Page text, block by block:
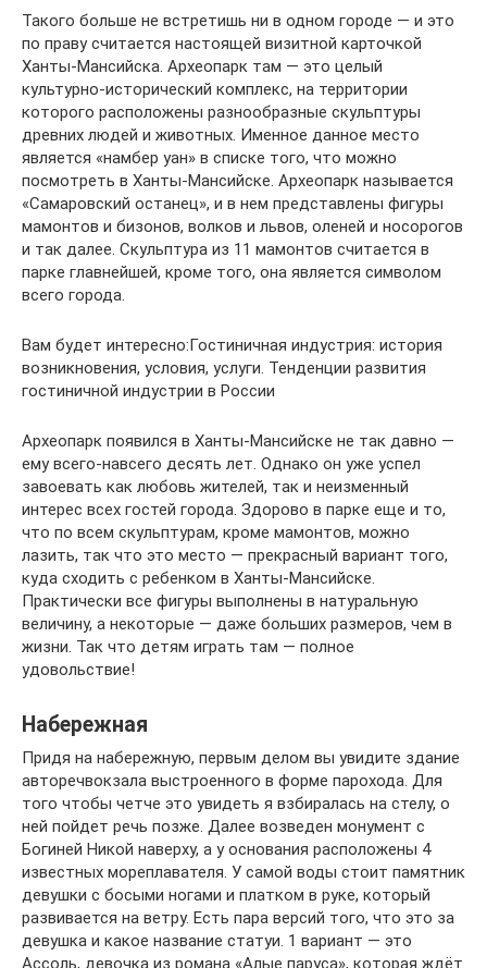
Такого больше не встретишь ни в одном городе — и это
по праву считается настоящей визитной карточкой
Ханты-Мансийска. Археопарк там — это целый
культурно-исторический комплекс, на территории
которого расположены разнообразные скульптуры
древних людей и животных. Именное данное место
является «намбер уан» в списке того, что можно
посмотреть в Ханты-Мансийске. Археопарк называется
«Самаровский останец», и в нем представлены фигуры
мамонтов и бизонов, волков и львов, оленей и носорогов
и так далее. Скульптура из 11 мамонтов считается в
парке главнейшей, кроме того, она является символом
всего города.
Вам будет интересно:Гостиничная индустрия: история
возникновения, условия, услуги. Тенденции развития
гостиничной индустрии в России
Археопарк появился в Ханты-Мансийске не так давно —
ему всего-навсего десять лет. Однако он уже успел
завоевать как любовь жителей, так и неизменный
интерес всех гостей города. Здорово в парке еще и то,
что по всем скульптурам, кроме мамонтов, можно
лазить, так что это место — прекрасный вариант того,
куда сходить с ребенком в Ханты-Мансийске.
Практически все фигуры выполнены в натуральную
величину, а некоторые — даже больших размеров, чем в
жизни. Так что детям играть там — полное
удовольствие!
Набережная
Придя на набережную, первым делом вы увидите здание
авторечвокзала выстроенного в форме парохода. Для
того чтобы четче это увидеть я взбиралась на стелу, о
ней пойдет речь позже. Далее возведен монумент с
Богиней Никой наверху, а у основания расположены 4
известных мореплавателя. У самой воды стоит памятник
девушки с босыми ногами и платком в руке, который
развивается на ветру. Есть пара версий того, что это за
девушка и какое название статуи. 1 вариант — это
Ассоль, девочка из романа «Алые паруса», которая ждёт